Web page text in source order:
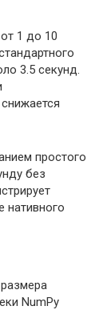
1 до 10
3.5 секунд.
простого
без
нативного
NumPy